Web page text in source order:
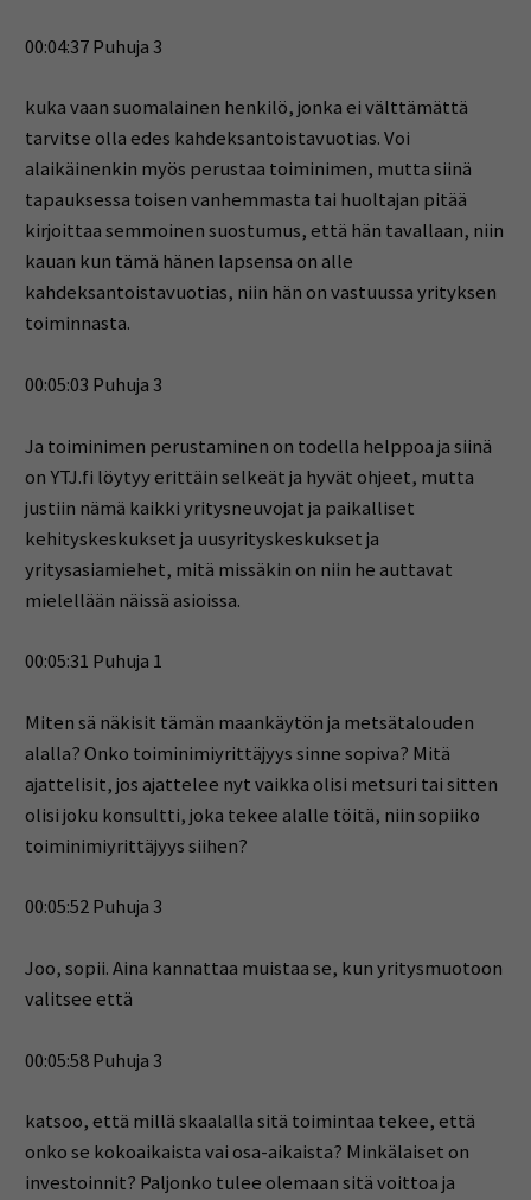
00:04:37 Puhuja 3
kuka vaan suomalainen henkilö, jonka ei välttämättä
tarvitse olla edes kahdeksantoistavuotias. Voi
alaikäinenkin myös perustaa toiminimen, mutta siinä
tapauksessa toisen vanhemmasta tai huoltajan pitää
kirjoittaa semmoinen suostumus, että hän tavallaan, niin
kauan kun tämä hänen lapsensa on alle
kahdeksantoistavuotias, niin hän on vastuussa yrityksen
toiminnasta.
00:05:03 Puhuja 3
Ja toiminimen perustaminen on todella helppoa ja siinä
on YTJ.fi löytyy erittäin selkeät ja hyvät ohjeet, mutta
justiin nämä kaikki yritysneuvojat ja paikalliset
kehityskeskukset ja uusyrityskeskukset ja
yritysasiamiehet, mitä missäkin on niin he auttavat
mielellään näissä asioissa.
00:05:31 Puhuja 1
Miten sä näkisit tämän maankäytön ja metsätalouden
alalla? Onko toiminimiyrittäjyys sinne sopiva? Mitä
ajattelisit, jos ajattelee nyt vaikka olisi metsuri tai sitten
olisi joku konsultti, joka tekee alalle töitä, niin sopiiko
toiminimiyrittäjyys siihen?
00:05:52 Puhuja 3
Joo, sopii. Aina kannattaa muistaa se, kun yritysmuotoon
valitsee että
00:05:58 Puhuja 3
katsoo, että millä skaalalla sitä toimintaa tekee, että
onko se kokoaikaista vai osa-aikaista? Minkälaiset on
investoinnit? Paljonko tulee olemaan sitä voittoa ja